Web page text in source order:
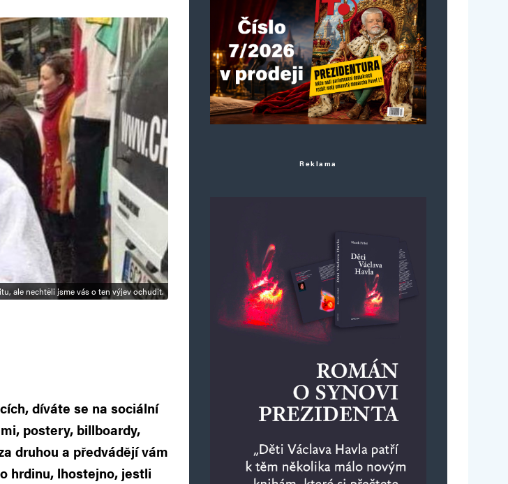
ale nechtěli jsme vás o ten výjev ochudit.
díváte se na sociální
postery, billboardy,
druhou a předvádějí vám
hrdinu, lhostejno, jestli
Reklama